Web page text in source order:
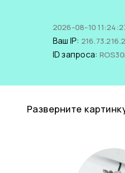
2026-08-10
Ваш IP:
ID запроса:
Разверните